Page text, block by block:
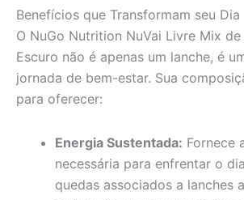
Benefícios que Transformam seu Dia
O NuGo Nutrition NuVai Livre Mix
Escuro não é apenas um lanche, é
jornada de bem-estar. Sua
para oferecer:
Energia Sustentada: Fornece
necessária para enfrentar o
quedas associados a lanches